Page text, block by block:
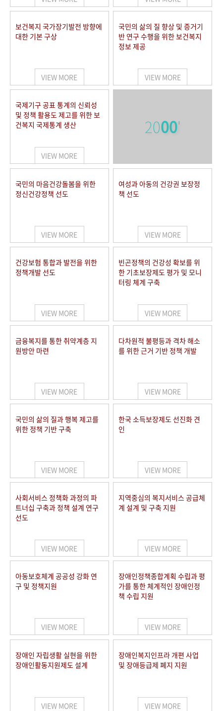
보건복지 국가장기발전 방향에
대한 기본 구상
VIEW MORE
국민의 삶의 질 향상 및 증거기
반 연구 수행을 위한 보건복지
정보 제공
VIEW MORE
국제기구 공표 통계의 신뢰성
및 정책 활용도 제고를 위한 보
건복지 국제통계 생산
VIEW MORE
2000'
국민의 마음건강돌봄을 위한
정신건강정책 선도
VIEW MORE
여성과 아동의 건강권 보장정
책 선도
VIEW MORE
건강보험 통합과 발전을 위한
정책개발 선도
VIEW MORE
빈곤정책의 건강성 확보를 위
한 기초보장제도 평가 및 모니
터링 체계 구축
VIEW MORE
금융복지를 통한 취약계층 지
원방안 마련
VIEW MORE
다차원적 불평등과 격차 해소
를 위한 근거 기반 정책 개발
VIEW MORE
국민의 삶의 질과 행복 제고를
위한 정책 기반 구축
VIEW MORE
한국 소득보장제도 선진화 견
인
VIEW MORE
사회서비스 정책화 과정의 파
트너십 구축과 정책 설계 연구
선도
VIEW MORE
지역중심의 복지서비스 공급체
계 설계 및 구축 지원
VIEW MORE
아동보호체계 공공성 강화 연
구 및 정책지원
VIEW MORE
장애인정책종합계획 수립과 평
가를 통한 체계적인 장애인정
책 수립 지원
VIEW MORE
장애인 자립생활 실현을 위한
장애인활동지원제도 설계
VIEW MORE
장애인복지인프라 개편 사업
및 장애등급제 폐지 지원
VIEW MORE